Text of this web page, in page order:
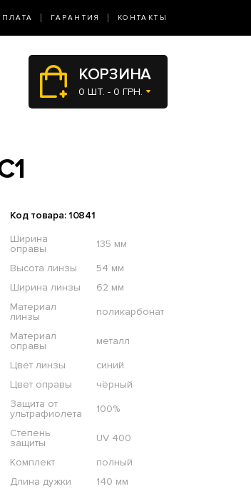
ГАРАНТИЯ КОНТАКТЫ
КОРЗИНА
0 ШТ. - 0 ГРН.
Код товара: 10841
Ширина
оправы
135 мм
Высота линзы
54 мм
Ширина линзы
62 мм
Материал
линзы
поликарбонат
Материал
оправы
металл
Цвет линзы
синий
Цвет оправы
чёрный
Защита от
ультрафиолета
100%
Степень
защиты
UV 400
Комплект
полный
Длина дужки
140 мм